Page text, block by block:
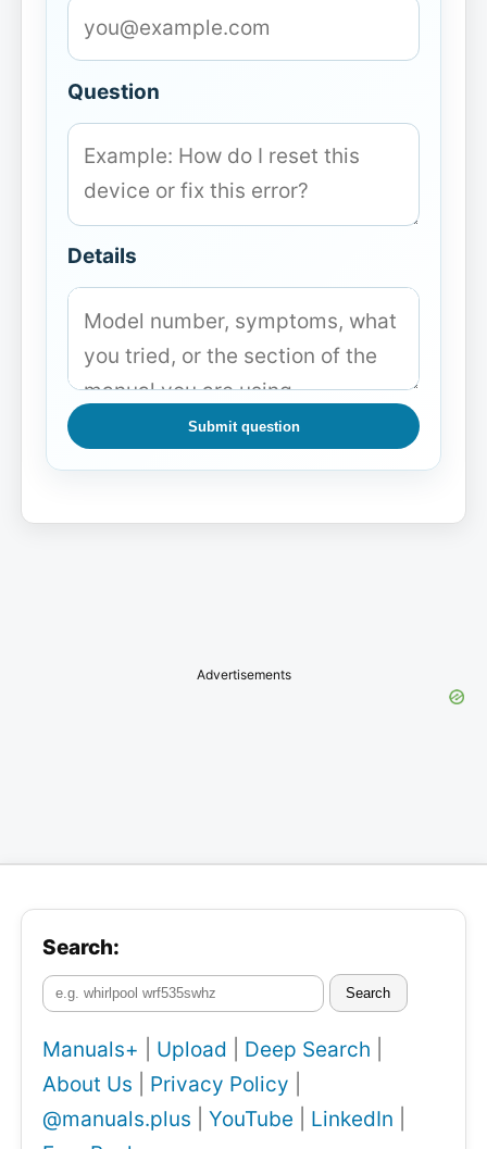
Question
Details
Submit question
Advertisements
Search:
Search
Manuals+ Upload Deep Search
About Us
Privacy Policy
@manuals.plus
YouTube LinkedIn